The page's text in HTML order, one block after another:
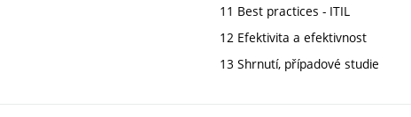
11 Best practices - ITIL
12 Efektivita a efektivnost
13 Shrnutí, případové studie